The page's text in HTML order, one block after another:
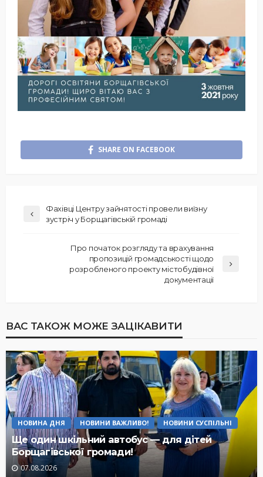
SHARE ON FACEBOOK
Фахівці Центру зайнятості провели виїзну
зустріч у Борщагівській громаді
Про початок розгляду та врахування
пропозицій громадськості щодо
розробленого проекту містобудівної
документації
ВАС ТАКОЖ МОЖЕ ЗАЦІКАВИТИ
НОВИНА ДНЯ НОВИНИ ВАЖЛИВО! НОВИНИ СУСПІЛЬНІ
Ще один шкільний автобус — для дітей
Борщагівської громади!
07.08.2026